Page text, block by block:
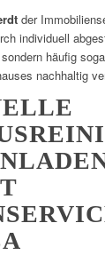
der
individuell
häufig
nachhaltig